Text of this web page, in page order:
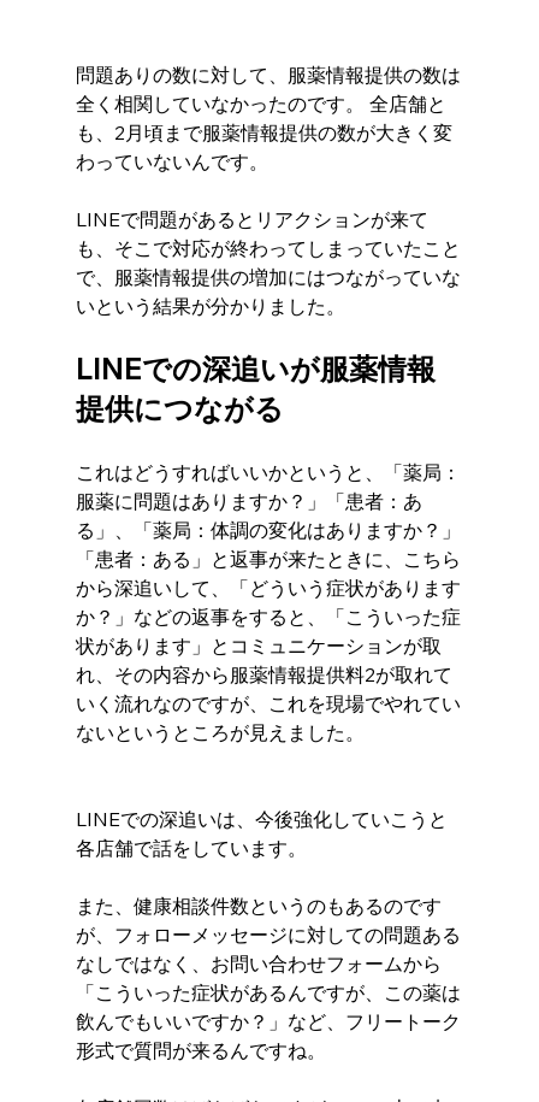
問題ありの数に対して、服薬情報提供の数は
全く相関していなかったのです。 全店舗と
も、2月頃まで服薬情報提供の数が大きく変
わっていないんです。
LINEで問題があるとリアクションが来て
も、そこで対応が終わってしまっていたこと
で、服薬情報提供の増加にはつながっていな
いという結果が分かりました。
LINEでの深追いが服薬情報
提供につながる
これはどうすればいいかというと、「薬局：
服薬に問題はありますか？」「患者：あ
る」、「薬局：体調の変化はありますか？」
「患者：ある」と返事が来たときに、こちら
から深追いして、「どういう症状があります
か？」などの返事をすると、「こういった症
状があります」とコミュニケーションが取
れ、その内容から服薬情報提供料2が取れて
いく流れなのですが、これを現場でやれてい
ないというところが見えました。
LINEでの深追いは、今後強化していこうと
各店舗で話をしています。
また、健康相談件数というのもあるのです
が、フォローメッセージに対しての問題ある
なしではなく、お問い合わせフォームから
「こういった症状があるんですが、この薬は
飲んでもいいですか？」など、フリートーク
形式で質問が来るんですね。